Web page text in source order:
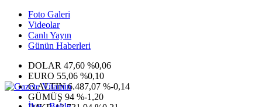
Foto Galeri
Videolar
Canlı Yayın
Günün Haberleri
DOLAR 47,60 %0,06
EURO 55,06 %0,10
G.ALTIN6.487,07 %-0,14
GÜMÜŞ 94 %-1,20